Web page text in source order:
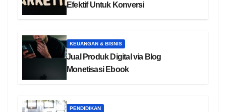
Efektif Untuk Konversi
KEUANGAN & BISNIS
Jual Produk Digital via Blog
Monetisasi Ebook
PENDIDIKAN